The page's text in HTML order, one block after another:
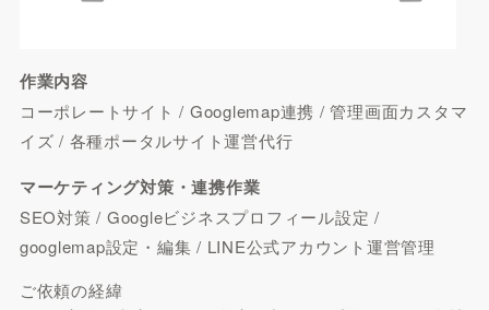
作業内容
コーポレートサイト / Googlemap連携 / 管理画面カスタマ
イズ / 各種ポータルサイト運営代行
マーケティング対策・連携作業
SEO対策 / Googleビジネスプロフィール設定 /
googlemap設定・編集 / LINE公式アカウント運営管理
ご依頼の経緯